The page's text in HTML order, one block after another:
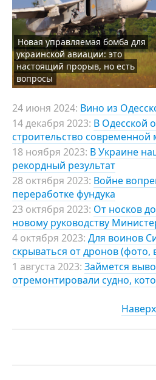
Новая управляемая бомба для
украинской авиации: это
настоящий прорыв, но есть
вопросы
24 июня 2024: Вино из
14 декабря 2023: В Одесской
строительство
18 ноября 2023: В Украине
рекордный результат
28 октября 2023: Войне
переработке фундука
23 октября 2023: От носков
новому руководству
4 октября 2023: Для воинов
скрываться от дронов (фото,
1 августа 2023: Займется
отремонтировали судно,